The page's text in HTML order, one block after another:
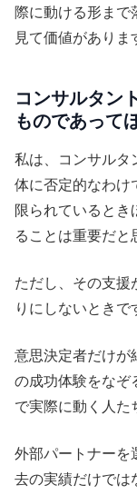
際に動ける形まで
見て価値がありま
コンサルタン
ものであって
私は、コンサルタ
体に否定的なわけ
限られているとき
ることは重要だと
ただし、その支
りにしないときで
意思決定者だけが
の成功体験をなぞ
で実際に動く人た
外部パートナーを
去の実績だけでは